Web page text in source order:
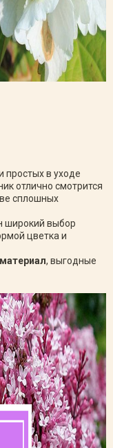
простых в уходе
отлично смотрится
сплошных
широкий выбор
цветка и
материал, выгодные